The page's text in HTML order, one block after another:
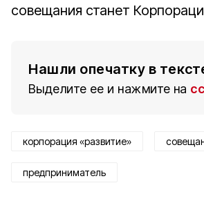
совещания станет
Нашли опечатку в
Выделите ее и нажмите на
корпорация «развитие»
предприниматель